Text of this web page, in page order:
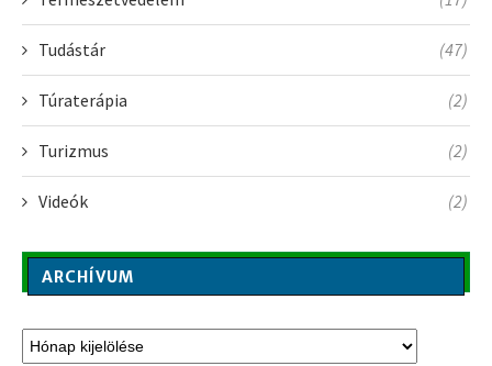
Tudástár (47)
Túraterápia (2)
Turizmus (2)
Videók (2)
ARCHÍVUM